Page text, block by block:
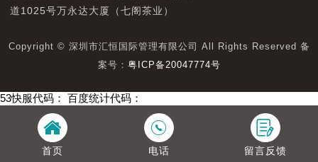
道1025号万永达大厦（七阁茶业）
Copyright © 深圳市汇恒国际管理有限公司 All Rights Reserved 备
案号： 粤ICP备20047774号
首页 电话 留言反馈
53快服代码： 百度统计代码：